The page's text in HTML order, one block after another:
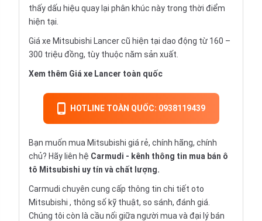
thấy dấu hiệu quay lại phân khúc này trong thời điểm
hiện tại.
Giá xe Mitsubishi Lancer cũ hiện tại dao động từ 160 –
300 triệu đồng, tùy thuộc năm sản xuất.
Xem thêm Giá xe Lancer toàn quốc
HOTLINE TOÀN QUỐC: 0938119439
Bạn muốn mua Mitsubishi giá rẻ, chính hãng, chính
chủ? Hãy liên hệ Carmudi - kênh thông tin mua bán ô
tô Mitsubishi uy tín và chất lượng.
Carmudi chuyên cung cấp thông tin chi tiết oto
Mitsubishi , thông số kỹ thuật, so sánh, đánh giá.
Chúng tôi còn là cầu nối giữa người mua và đại lý bán